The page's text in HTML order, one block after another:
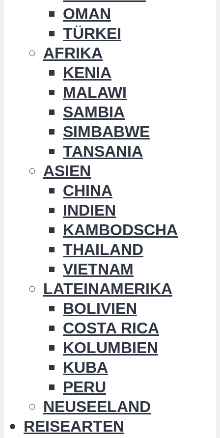
OMAN
TÜRKEI
AFRIKA
KENIA
MALAWI
SAMBIA
SIMBABWE
TANSANIA
ASIEN
CHINA
INDIEN
KAMBODSCHA
THAILAND
VIETNAM
LATEINAMERIKA
BOLIVIEN
COSTA RICA
KOLUMBIEN
KUBA
PERU
NEUSEELAND
REISEARTEN